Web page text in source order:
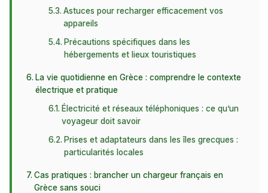
Astuces pour recharger efficacement vos
appareils
Précautions spécifiques dans les
hébergements et lieux touristiques
La vie quotidienne en Grèce : comprendre le contexte
électrique et pratique
Électricité et réseaux téléphoniques : ce qu’un
voyageur doit savoir
Prises et adaptateurs dans les îles grecques :
particularités locales
Cas pratiques : brancher un chargeur français en
Grèce sans souci